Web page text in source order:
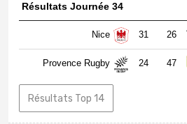
Résultats Journée 34
Nice 31 26
Provence Rugby 24 47
Résultats Top 14